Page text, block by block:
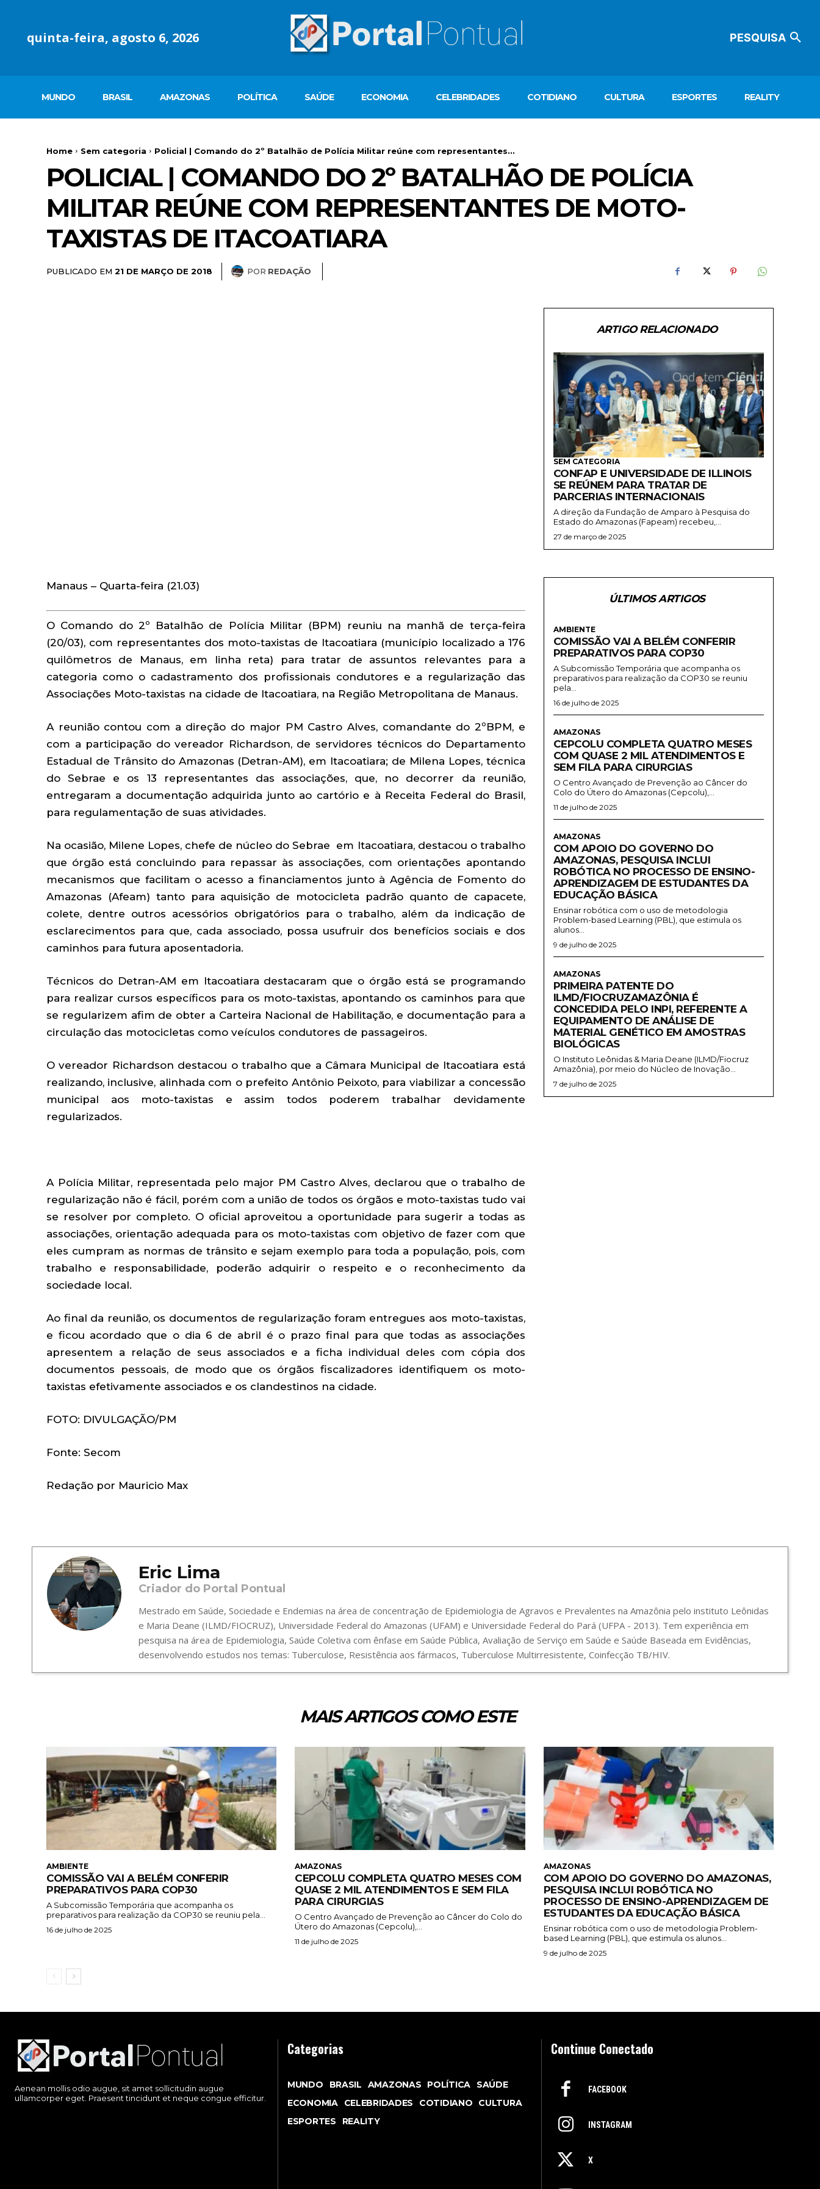
quinta-feira, agosto 6, 2026 PESQUISA
MUNDO BRASIL AMAZONAS POLÍTICA SAÚDE ECONOMIA CELEBRIDADES COTIDIANO CULTURA ESPORTES REALITY
Home Sem categoria Policial | Comando do 2º Batalhão de Polícia Militar reúne com representantes...
POLICIAL | COMANDO DO 2º BATALHÃO DE POLÍCIA
MILITAR REÚNE COM REPRESENTANTES DE MOTO-
TAXISTAS DE ITACOATIARA
PUBLICADO EM 21 DE MARÇO DE 2018 POR REDAÇÃO
ARTIGO RELACIONADO
SEM CATEGORIA
CONFAP E UNIVERSIDADE DE ILLINOIS
SE REÚNEM PARA TRATAR DE
PARCERIAS INTERNACIONAIS
A direção da Fundação de Amparo à Pesquisa do
Estado do Amazonas (Fapeam) recebeu,...
27 de março de 2025
Manaus – Quarta-feira (21.03)
O Comando do 2º Batalhão de Polícia Militar (BPM) reuniu na manhã de terça-feira
(20/03), com representantes dos moto-taxistas de Itacoatiara (município localizado a 176
quilômetros de Manaus, em linha reta) para tratar de assuntos relevantes para a
categoria como o cadastramento dos profissionais condutores e a regularização das
Associações Moto-taxistas na cidade de Itacoatiara, na Região Metropolitana de Manaus.
A reunião contou com a direção do major PM Castro Alves, comandante do 2ºBPM, e
com a participação do vereador Richardson, de servidores técnicos do Departamento
Estadual de Trânsito do Amazonas (Detran-AM), em Itacoatiara; de Milena Lopes, técnica
do Sebrae e os 13 representantes das associações, que, no decorrer da reunião,
entregaram a documentação adquirida junto ao cartório e à Receita Federal do Brasil,
para regulamentação de suas atividades.
Na ocasião, Milene Lopes, chefe de núcleo do Sebrae em Itacoatiara, destacou o trabalho
que órgão está concluindo para repassar às associações, com orientações apontando
mecanismos que facilitam o acesso a financiamentos junto à Agência de Fomento do
Amazonas (Afeam) tanto para aquisição de motocicleta padrão quanto de capacete,
colete, dentre outros acessórios obrigatórios para o trabalho, além da indicação de
esclarecimentos para que, cada associado, possa usufruir dos benefícios sociais e dos
caminhos para futura aposentadoria.
Técnicos do Detran-AM em Itacoatiara destacaram que o órgão está se programando
para realizar cursos específicos para os moto-taxistas, apontando os caminhos para que
se regularizem afim de obter a Carteira Nacional de Habilitação, e documentação para a
circulação das motocicletas como veículos condutores de passageiros.
O vereador Richardson destacou o trabalho que a Câmara Municipal de Itacoatiara está
realizando, inclusive, alinhada com o prefeito Antônio Peixoto, para viabilizar a concessão
municipal aos moto-taxistas e assim todos poderem trabalhar devidamente
regularizados.
A Polícia Militar, representada pelo major PM Castro Alves, declarou que o trabalho de
regularização não é fácil, porém com a união de todos os órgãos e moto-taxistas tudo vai
se resolver por completo. O oficial aproveitou a oportunidade para sugerir a todas as
associações, orientação adequada para os moto-taxistas com objetivo de fazer com que
eles cumpram as normas de trânsito e sejam exemplo para toda a população, pois, com
trabalho e responsabilidade, poderão adquirir o respeito e o reconhecimento da
sociedade local.
Ao final da reunião, os documentos de regularização foram entregues aos moto-taxistas,
e ficou acordado que o dia 6 de abril é o prazo final para que todas as associações
apresentem a relação de seus associados e a ficha individual deles com cópia dos
documentos pessoais, de modo que os órgãos fiscalizadores identifiquem os moto-
taxistas efetivamente associados e os clandestinos na cidade.
FOTO: DIVULGAÇÃO/PM
Fonte: Secom
Redação por Mauricio Max
ÚLTIMOS ARTIGOS
AMBIENTE
COMISSÃO VAI A BELÉM CONFERIR
PREPARATIVOS PARA COP30
A Subcomissão Temporária que acompanha os
preparativos para realização da COP30 se reuniu
pela...
16 de julho de 2025
AMAZONAS
CEPCOLU COMPLETA QUATRO MESES
COM QUASE 2 MIL ATENDIMENTOS E
SEM FILA PARA CIRURGIAS
O Centro Avançado de Prevenção ao Câncer do
Colo do Útero do Amazonas (Cepcolu),...
11 de julho de 2025
AMAZONAS
COM APOIO DO GOVERNO DO
AMAZONAS, PESQUISA INCLUI
ROBÓTICA NO PROCESSO DE ENSINO-
APRENDIZAGEM DE ESTUDANTES DA
EDUCAÇÃO BÁSICA
Ensinar robótica com o uso de metodologia
Problem-based Learning (PBL), que estimula os
alunos...
9 de julho de 2025
AMAZONAS
PRIMEIRA PATENTE DO
ILMD/FIOCRUZAMAZÔNIA É
CONCEDIDA PELO INPI, REFERENTE A
EQUIPAMENTO DE ANÁLISE DE
MATERIAL GENÉTICO EM AMOSTRAS
BIOLÓGICAS
O Instituto Leônidas & Maria Deane (ILMD/Fiocruz
Amazônia), por meio do Núcleo de Inovação...
7 de julho de 2025
Eric Lima
Criador do Portal Pontual
Mestrado em Saúde, Sociedade e Endemias na área de concentração de Epidemiologia de Agravos e Prevalentes na Amazônia pelo instituto Leônidas
e Maria Deane (ILMD/FIOCRUZ), Universidade Federal do Amazonas (UFAM) e Universidade Federal do Pará (UFPA - 2013). Tem experiência em
pesquisa na área de Epidemiologia, Saúde Coletiva com ênfase em Saúde Pública, Avaliação de Serviço em Saúde e Saúde Baseada em Evidências,
desenvolvendo estudos nos temas: Tuberculose, Resistência aos fármacos, Tuberculose Multirresistente, Coinfecção TB/HIV.
MAIS ARTIGOS COMO ESTE
AMBIENTE
COMISSÃO VAI A BELÉM CONFERIR
PREPARATIVOS PARA COP30
A Subcomissão Temporária que acompanha os
preparativos para realização da COP30 se reuniu pela...
16 de julho de 2025
AMAZONAS
CEPCOLU COMPLETA QUATRO MESES COM
QUASE 2 MIL ATENDIMENTOS E SEM FILA
PARA CIRURGIAS
O Centro Avançado de Prevenção ao Câncer do Colo do
Útero do Amazonas (Cepcolu),...
11 de julho de 2025
AMAZONAS
COM APOIO DO GOVERNO DO AMAZONAS,
PESQUISA INCLUI ROBÓTICA NO
PROCESSO DE ENSINO-APRENDIZAGEM DE
ESTUDANTES DA EDUCAÇÃO BÁSICA
Ensinar robótica com o uso de metodologia Problem-
based Learning (PBL), que estimula os alunos...
9 de julho de 2025
Aenean mollis odio augue, sit amet sollicitudin augue
ullamcorper eget. Praesent tincidunt et neque congue efficitur.
Categorias
MUNDO BRASIL AMAZONAS POLÍTICA
SAÚDE
ECONOMIA
CELEBRIDADES COTIDIANO
CULTURA
ESPORTES
REALITY
Continue Conectado
FACEBOOK
INSTAGRAM
X